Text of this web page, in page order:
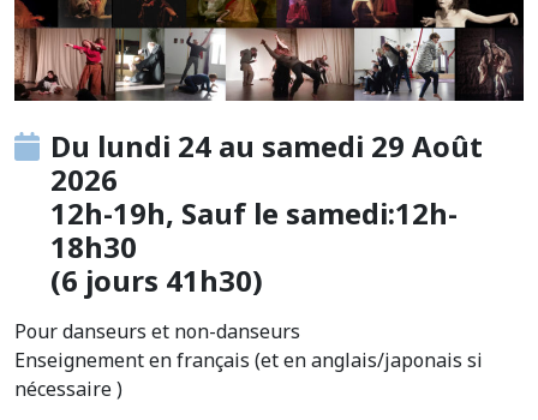
Du lundi 24 au samedi 29 Août
2026
12h-19h, Sauf le samedi:12h-
18h30
(6 jours 41h30)
Pour danseurs et non-danseurs
Enseignement en français (et en anglais/japonais si
nécessaire )